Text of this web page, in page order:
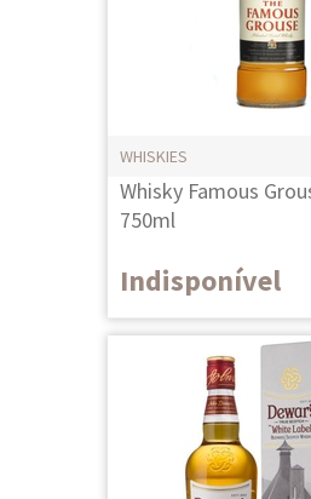
WHISKIES
Whisky Famous
750ml
Indisponível